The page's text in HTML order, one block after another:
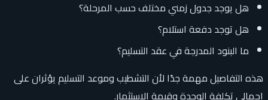
هل يوجد جدول زمني مختلف حسب المرحلة؟
هل توجد دفعة استلام؟
ما البنود المدرجة في عقد التسليم؟
هذه التفاصيل مهمة جدًا لأن التشطيب وموعد التسليم يؤثران على
إجمالي تكلفة الوحدة وقيمة الاستثمار.